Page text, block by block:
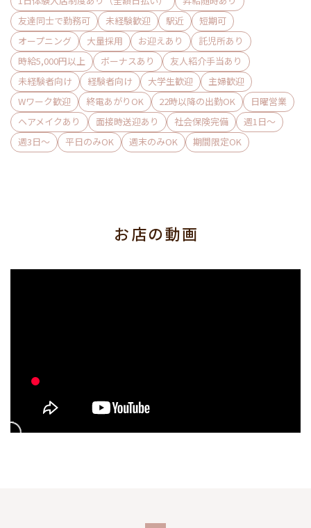
②内装も店内のインテリアも豪華で綺麗♪
③岐阜県内全域送迎完備！
系列店を含めかなりの台数で送り迎えを行っている為
お待たせすることはありません！
関東発の高級感溢れる内装をぜひ見にお越しください♪
定休日の月曜日以外、面接・1体は随時受付中です◎
友達同士で勤務可
未経験歓迎 駅近
短期可
オープニング
大量採用 お迎えあり
託児所あり
時給5,000円以上
ボーナスあり
友人紹介手当あり
未経験者向け
経験者向け 大学生歓迎
主婦歓迎
Wワーク歓迎
終電あがりOK 22時以降の出勤OK
日曜営業
ヘアメイクあり
面接時送迎あり 社会保険完備
週1日〜
週3日〜
平日のみOK 週末のみOK 期間限定OK
お店の動画